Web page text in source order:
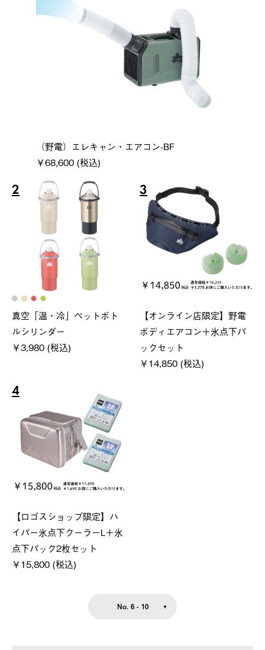
（野電）エレキャン・エアコン-BF
￥68,600 (税込)
2
真空「温・冷」ペットボト
ルシリンダー
￥3,980 (税込)
3
【オンライン店限定】野電
ボディエアコン＋氷点下パ
ックセット
￥14,850 (税込)
4
【ロゴスショップ限定】ハ
イパー氷点下クーラーL＋氷
点下パック2枚セット
￥15,800 (税込)
No. 6 - 10